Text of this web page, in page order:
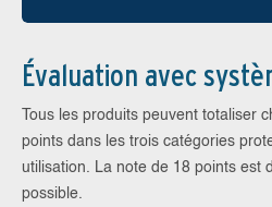
Évaluation avec
Tous les produits peuvent totaliser
points dans les trois catégories
utilisation. La note de 18 points est
possible.